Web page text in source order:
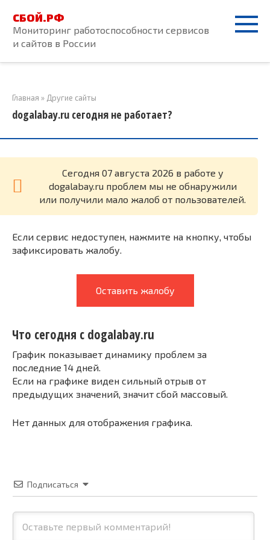
контенту
СБОЙ.РФ
Мониторинг работоспособности сервисов
и сайтов в России
Главная » Другие сайты
dogalabay.ru сегодня не работает?
Cегодня 07 августа 2026 в работе у
dogalabay.ru проблем мы не обнаружили
или получили мало жалоб от пользователей.
Если сервис недоступен, нажмите на кнопку, чтобы
зафиксировать жалобу.
Оставить жалобу
Что сегодня с dogalabay.ru
График показывает динамику проблем за
последние 14 дней.
Если на графике виден сильный отрыв от
предыдущих значений, значит сбой массовый.
Нет данных для отображения графика.
Подписаться